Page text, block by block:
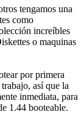
tengamos una
como
increíbles
o maquinas
por primera
así que la
inmediata, para
1.44 booteable.